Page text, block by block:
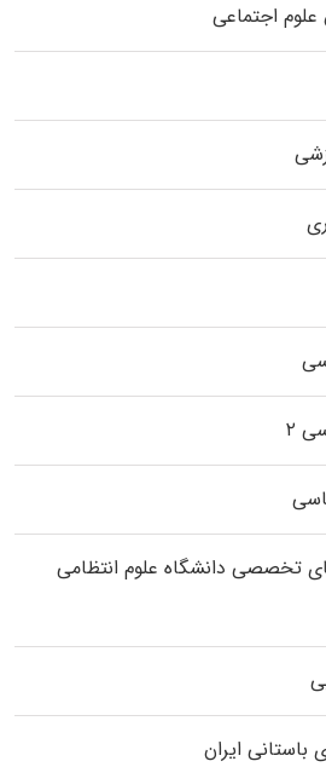
اجتماعی
۲
تخصصی داﻧﺸﮕﺎه ﻋﻠﻮم انتظامی
باستانی ایران